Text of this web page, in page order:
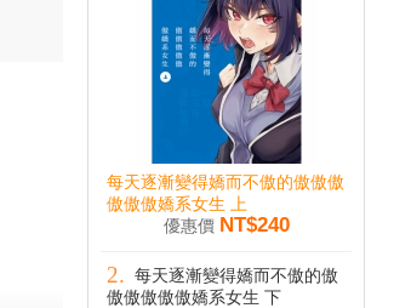
每天逐漸變得嬌而不傲的傲傲傲
傲傲傲嬌系女生 上
優惠價 NT$240
每天逐漸變得嬌而不傲的傲
傲傲傲傲傲嬌系女生 下